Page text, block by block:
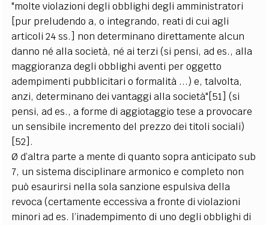
"molte violazioni degli obblighi degli amministratori
[pur preludendo a, o integrando, reati di cui agli
articoli 24 ss.] non determinano direttamente alcun
danno né alla società, né ai terzi (si pensi, ad es., alla
maggioranza degli obblighi aventi per oggetto
adempimenti pubblicitari o formalità ...) e, talvolta,
anzi, determinano dei vantaggi alla società"[51] (si
pensi, ad es., a forme di aggiotaggio tese a provocare
un sensibile incremento del prezzo dei titoli sociali)
[52].
Ø d’altra parte a mente di quanto sopra anticipato sub
7, un sistema disciplinare armonico e completo non
può esaurirsi nella sola sanzione espulsiva della
revoca (certamente eccessiva a fronte di violazioni
minori ad es. l’inadempimento di uno degli obblighi di